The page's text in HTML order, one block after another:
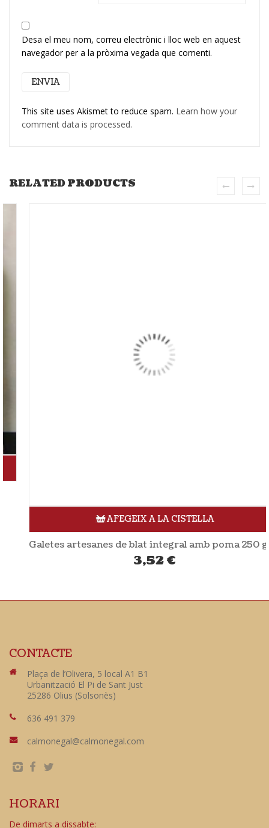
Desa el meu nom, correu electrònic i lloc web en aquest
navegador per a la pròxima vegada que comenti.
This site uses Akismet to reduce spam. Learn how your
comment data is processed.
RELATED PRODUCTS
AFEGEIX A LA CISTELLA
Galetes artesanes de blat integral amb poma 250 gr EL GRANERO
3,52€
CONTACTE
Plaça de l’Olivera, 5 local A1 B1
Urbanització El Pi de Sant Just
25286 Olius (Solsonès)
636 491 379
calmonegal@calmonegal.com
HORARI
De dimarts a dissabte: